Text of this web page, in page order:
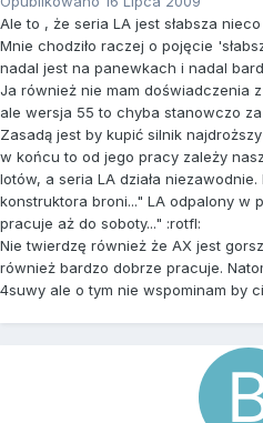
Ale to , że seria LA jest słabsza
Mnie chodziło raczej o pojęcie
nadal jest na panewkach i nadal
Ja również nie mam doświadczenia
ale wersja 55 to chyba stanowczo
Zasadą jest by kupić silnik
w końcu to od jego pracy zależy
lotów, a seria LA działa
konstruktora broni..." LA odpalony w
pracuje aż do soboty..." :rotfl:
Nie twierdzę również że AX jest
również bardzo dobrze pracuje.
4suwy ale o tym nie wspominam by